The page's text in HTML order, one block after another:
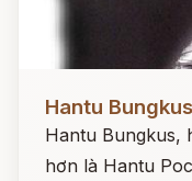
Hantu
Hantu Bungkus,
hơn là Hantu